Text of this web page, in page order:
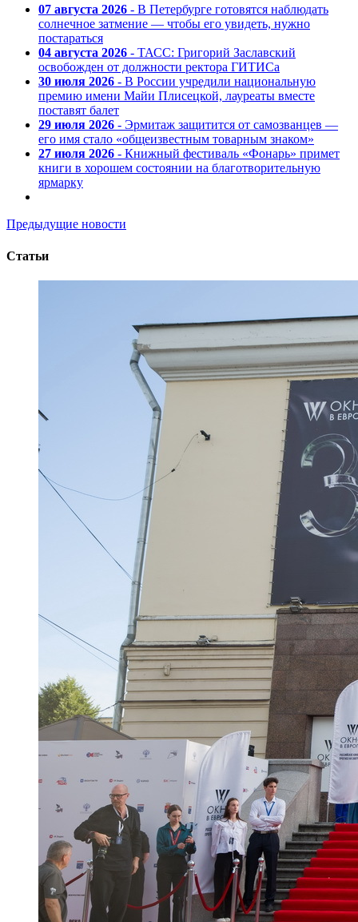
07 августа 2026 - В Петербурге готовятся наблюдать
солнечное затмение — чтобы его увидеть, нужно
постараться
04 августа 2026 - ТАСС: Григорий Заславский
освобожден от должности ректора ГИТИСа
30 июля 2026 - В России учредили национальную
премию имени Майи Плисецкой, лауреаты вместе
поставят балет
29 июля 2026 - Эрмитаж защитится от самозванцев —
его имя стало «общеизвестным товарным знаком»
27 июля 2026 - Книжный фестиваль «Фонарь» примет
книги в хорошем состоянии на благотворительную
ярмарку
Предыдущие новости
Статьи